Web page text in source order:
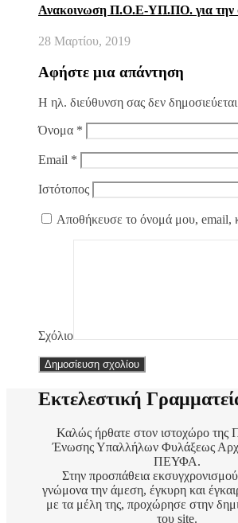
Ανακοινωση Π.Ο.Ε-ΥΠ.ΠΟ. για την
28 Μαρτίου, 2019
Αφήστε μια απάντηση
Η ηλ. διεύθυνση σας δεν
Όνομα *
Email *
Ιστότοπος
Αποθήκευσε το όνομά μου, email,
Σχόλιο
Εκτελεστική
Καλώς ήρθατε στον ιστοχώρο της
Ένωσης Υπαλλήλων Φυλάξεως
ΠΕΥΦΑ.
Στην προσπάθεια
γνώμονα την άμεση, έγκυρη και
με τα μέλη της, προχώρησε στην
του site.